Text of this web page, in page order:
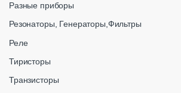
Разные приборы
Резонаторы, Генераторы,Фильтры
Реле
Тиристоры
Транзисторы